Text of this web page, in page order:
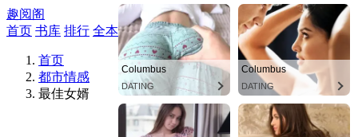
趣阅阁
首页 书库 排行 全本 搜索 商城
首页
都市情感
最佳女婿